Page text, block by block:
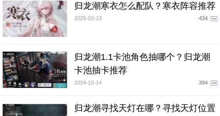
归龙潮寒衣怎么配队？寒衣阵容推荐
2025-03-13 434
归龙潮1.1卡池角色抽哪个？归龙潮
卡池抽卡推荐
2024-10-14 394
归龙潮寻找天灯在哪？寻找天灯位置